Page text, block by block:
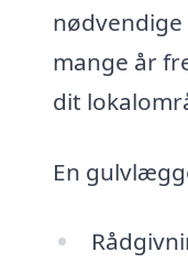
mange år
dit
En